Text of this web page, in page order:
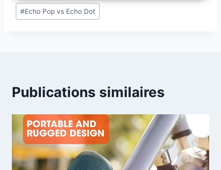
Étiquettes
de
#Echo Pop vs Echo Dot
Publications similaires